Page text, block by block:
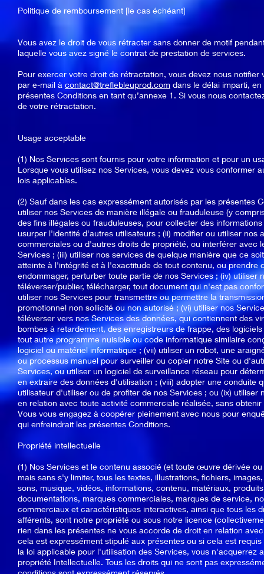
Politique de remboursement [le cas échéant]
Vous avez le droit de vous rétracter sans donner de motif
laquelle vous avez signé le contrat de prestation de services.
Pour exercer votre droit de rétractation, vous devez nous
par e-mail à contact@treflebleuprod.com dans le délai imparti,
présentes Conditions en tant qu’annexe 1. Si vous nous
de votre rétractation.
Usage acceptable
(1) Nos Services sont fournis pour votre information et pour un
Lorsque vous utilisez nos Services, vous devez vous conformer
lois applicables.
(2) Sauf dans les cas expressément autorisés par les présentes
utiliser nos Services de manière illégale ou frauduleuse (y
des fins illégales ou frauduleuses, pour collecter des
usurper l'identité d'autres utilisateurs ; (ii) modifier ou utiliser nos
commerciales ou d'autres droits de propriété, ou interférer avec
Services ; (iii) utiliser nos services de quelque manière que ce
atteinte à l'intégrité et à l'exactitude de tout contenu, ou prendre
endommager, perturber toute partie de nos Services ; (iv) utiliser
téléverser/publier, télécharger, tout document qui n'est pas
utiliser nos Services pour transmettre ou permettre la
promotionnel non sollicité ou non autorisé ; (vi) utiliser nos
téléverser vers nos Services des données, qui contiennent des
bombes à retardement, des enregistreurs de frappe, des
tout autre programme nuisible ou code informatique similaire
logiciel ou matériel informatique ; (vii) utiliser un robot, une
ou processus manuel pour surveiller ou copier notre Site ou
Services, ou utiliser un logiciel de surveillance réseau pour
en extraire des données d'utilisation ; (viii) adopter une conduite
utilisateur d'utiliser ou de profiter de nos Services ; ou (ix)
en relation avec toute activité commerciale réalisée, sans
Vous vous engagez à coopérer pleinement avec nous pour
qui enfreindrait les présentes Conditions.
Propriété intellectuelle
(1) Nos Services et le contenu associé (et toute œuvre dérivée
mais sans s'y limiter, tous les textes, illustrations, fichiers,
sons, musique, vidéos, informations, contenu, matériaux,
documentations, marques commerciales, marques de service,
commerciaux et caractéristiques interactives, ainsi que tous les
afférents, sont notre propriété ou sous notre licence
rien dans les présentes ne vous accorde de droit en relation
cela est expressément stipulé aux présentes ou si cela est
la loi applicable pour l'utilisation des Services, vous n'acquerrez
propriété Intellectuelle. Tous les droits qui ne sont pas